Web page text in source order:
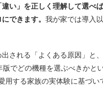
い」を正しく理解して選べ
できます。 我が家では導入
される「よくある原因」と
でどの機種を選ぶべきかと
用する家族の実体験に基づい